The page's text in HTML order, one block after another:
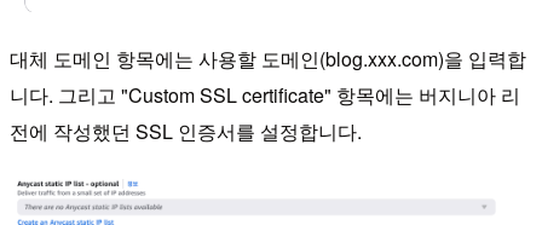
대체 도메인 항목에는 사용할 도메인(blog.xxx.com)을 입력합
니다. 그리고 "Custom SSL certificate" 항목에는 버지니아 리
전에 작성했던 SSL 인증서를 설정합니다.